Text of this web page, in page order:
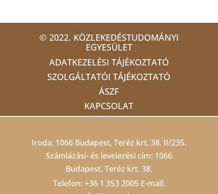
© 2022. KÖZLEKEDÉSTUDOMÁNYI
EGYESÜLET
ADATKEZELÉSI TÁJÉKOZTATÓ
SZOLGÁLTATÓI TÁJÉKOZTATÓ
ÁSZF
KAPCSOLAT
Iroda: 1066 Budapest, Teréz krt. 38. II/235.
Számlázási- és levelezési cím: 1066
Budapest, Teréz krt. 38.
Telefon: +36 1 353 2005 E-mail: